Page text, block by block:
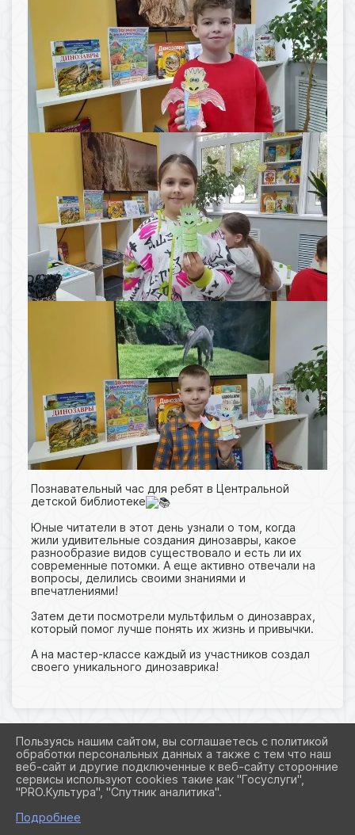
Познавательный час для ребят в Центральной
детской библиотеке
Юные читатели в этот день узнали о том, когда
жили удивительные создания динозавры, какое
разнообразие видов существовало и есть ли их
современные потомки. А еще активно отвечали на
вопросы, делились своими знаниями и
впечатлениями!
Затем дети посмотрели мультфильм о динозаврах,
который помог лучше понять их жизнь и привычки.
А на мастер-классе каждый из участников создал
своего уникального динозаврика!
2026 Г. GUSEV-LIB.RU
ВХОД
КАРТА САЙТА
ПОЛИТИКА ОБРАБОТКИ ПЕРСОНАЛЬНЫХ ДАННЫХ
СДЕЛАНО НА KUBCMS
Пользуясь нашим сайтом, вы соглашаетесь с политикой
обработки персональных данных а также с тем что наш
веб-сайт и другие подключенные к веб-сайту сторонние
сервисы используют cookies такие как "Госуслуги",
"PRO.Культура", "Спутник аналитика".
Подробнее